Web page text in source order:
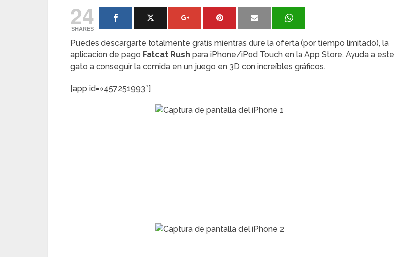
24
SHARES
Puedes descargarte totalmente gratis mientras dure la oferta (por tiempo limitado), la
aplicación de pago Fatcat Rush para iPhone/iPod Touch en la App Store. Ayuda a este
gato a conseguir la comida en un juego en 3D con increíbles gráficos.
[app id=»457251993″]